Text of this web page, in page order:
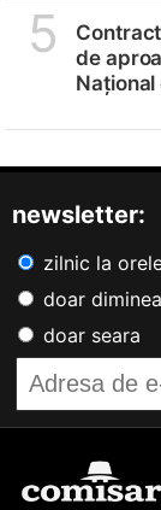
5
de
Național
newsletter:
zilnic la
doar
doar seara